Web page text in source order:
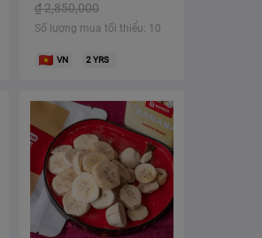
₫2,850,000
Số lượng mua tối thiểu: 10
VN 2YRS